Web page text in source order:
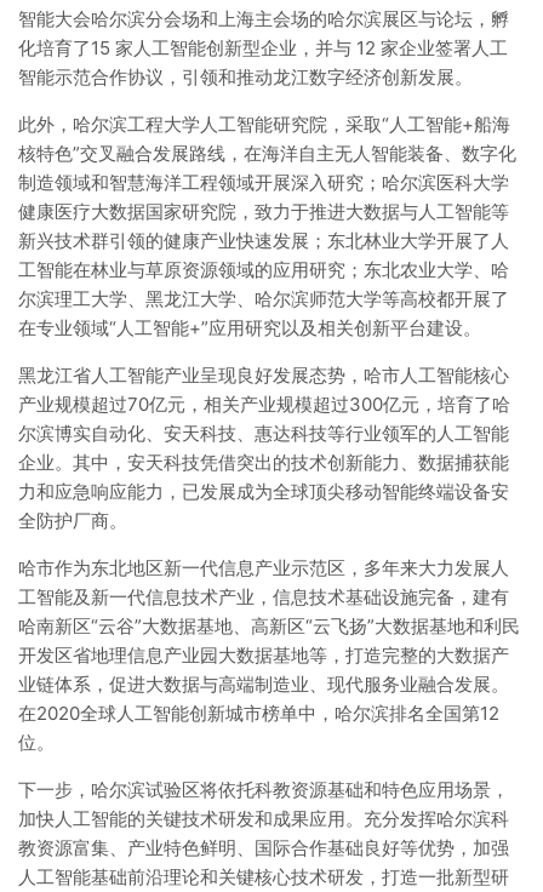
智能大会哈尔滨分会场和上海主会场的哈尔滨展区与论坛，孵
化培育了15 家人工智能创新型企业，并与 12 家企业签署人工
智能示范合作协议，引领和推动龙江数字经济创新发展。
此外，哈尔滨工程大学人工智能研究院，采取“人工智能+船海
核特色”交叉融合发展路线，在海洋自主无人智能装备、数字化
制造领域和智慧海洋工程领域开展深入研究；哈尔滨医科大学
健康医疗大数据国家研究院，致力于推进大数据与人工智能等
新兴技术群引领的健康产业快速发展；东北林业大学开展了人
工智能在林业与草原资源领域的应用研究；东北农业大学、哈
尔滨理工大学、黑龙江大学、哈尔滨师范大学等高校都开展了
在专业领域“人工智能+”应用研究以及相关创新平台建设。
黑龙江省人工智能产业呈现良好发展态势，哈市人工智能核心
产业规模超过70亿元，相关产业规模超过300亿元，培育了哈
尔滨博实自动化、安天科技、惠达科技等行业领军的人工智能
企业。其中，安天科技凭借突出的技术创新能力、数据捕获能
力和应急响应能力，已发展成为全球顶尖移动智能终端设备安
全防护厂商。
哈市作为东北地区新一代信息产业示范区，多年来大力发展人
工智能及新一代信息技术产业，信息技术基础设施完备，建有
哈南新区“云谷”大数据基地、高新区“云飞扬”大数据基地和利民
开发区省地理信息产业园大数据基地等，打造完整的大数据产
业链体系，促进大数据与高端制造业、现代服务业融合发展。
在2020全球人工智能创新城市榜单中，哈尔滨排名全国第12
位。
下一步，哈尔滨试验区将依托科教资源基础和特色应用场景，
加快人工智能的关键技术研发和成果应用。充分发挥哈尔滨科
教资源富集、产业特色鲜明、国际合作基础良好等优势，加强
人工智能基础前沿理论和关键核心技术研发，打造一批新型研